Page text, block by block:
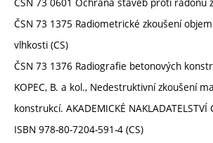
ČSN 73 1375 Radiometrické zkoušení
vlhkosti (CS)
ČSN 73 1376 Radiografie betonových
KOPEC, B. a kol., Nedestruktivní zkoušení
konstrukcí. AKADEMICKÉ NAKLADATELSTVÍ
ISBN 978-80-7204-591-4 (CS)